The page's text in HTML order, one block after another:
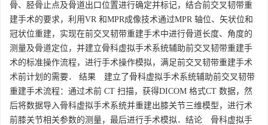
骨、胫骨止点及骨道出口位置进行确定并标记，结合前交叉韧带重
建手术的要求，利用VR 和MPR成像技术通过MPR 轴位、矢状位和
冠状位重建，实现在前交叉韧带重建手术中进行骨道长度、角度的
测量及骨道定位，并建立骨科虚拟手术系统辅助前交叉韧带重建手
术的标准操作流程，进行手术操作模拟，满足前交叉韧带重建手术
术前计划的需要． 结果 建立了骨科虚拟手术系统辅助前交叉韧带
重建手术流程：通过术前 CT 扫描，获得DICOM 格式CT 数据，然
后将数据导入骨科虚拟手术系统并重建出膝关节三维模型，进行术
前膝关节相关参数的测量，最后进行手术模拟．结论 骨科虚拟手